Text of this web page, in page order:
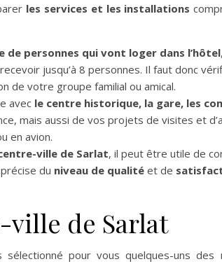
les services et les installations
de personnes qui vont loger dans l’hôtel
jusqu’à 8 personnes. Il faut donc
de votre groupe familial ou amical.
avec le centre historique, la gare, les
mais aussi de vos projets de visites et
en avion.
ville de Sarlat, il peut être utile de
du niveau de qualité et de
ville de Sarlat
sélectionné pour vous quelques-uns